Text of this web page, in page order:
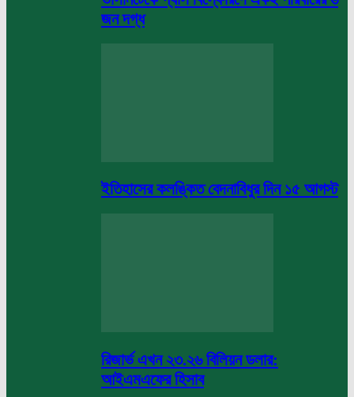
জন দগ্ধ
ইতিহাসের কলঙ্কিত বেদনাবিধুর দিন ১৫ আগস্ট
রিজার্ভ এখন ২৩.২৬ বিলিয়ন ডলার:
আইএমএফের হিসাব